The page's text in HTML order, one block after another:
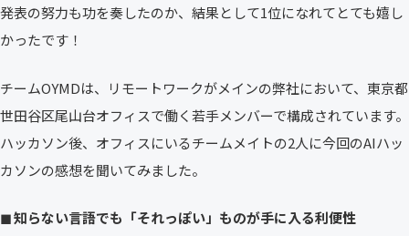
発表の努力も功を奏したのか、結果として1位になれてとても嬉し
かったです！
チームOYMDは、リモートワークがメインの弊社において、東京都
世田谷区尾山台オフィスで働く若手メンバーで構成されています。
ハッカソン後、オフィスにいるチームメイトの2人に今回のAIハッ
カソンの感想を聞いてみました。
◼︎ 知らない言語でも「それっぽい」ものが手に入る利便性